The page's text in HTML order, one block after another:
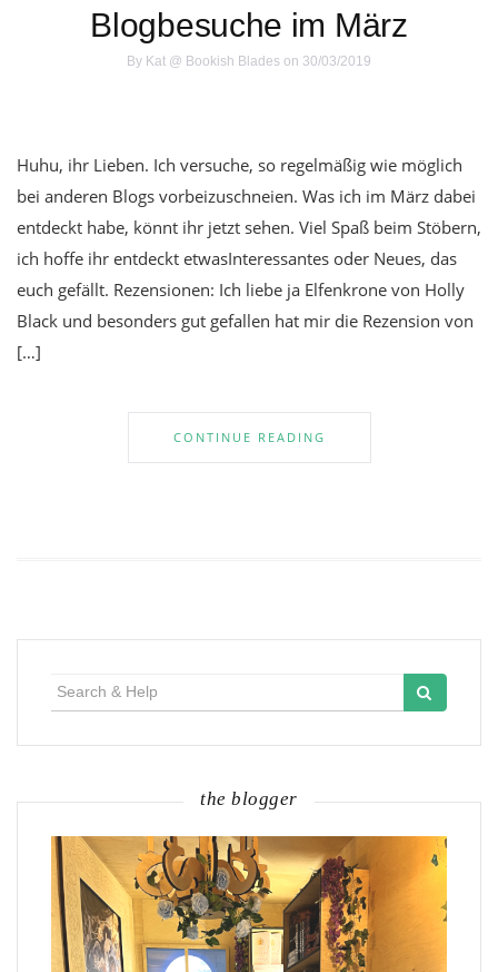
Blogbesuche im März
By Kat @ Bookish Blades on 30/03/2019
Huhu, ihr Lieben. Ich versuche, so regelmäßig wie möglich
bei anderen Blogs vorbeizuschneien. Was ich im März dabei
entdeckt habe, könnt ihr jetzt sehen. Viel Spaß beim Stöbern,
ich hoffe ihr entdeckt etwasInteressantes oder Neues, das
euch gefällt. Rezensionen: Ich liebe ja Elfenkrone von Holly
Black und besonders gut gefallen hat mir die Rezension von
[…]
CONTINUE READING
the blogger